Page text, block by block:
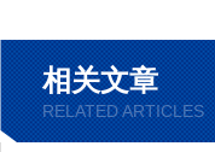
相关文章
RELATED ARTICLES